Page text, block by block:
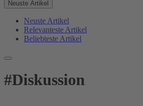
Neuste Artikel
Neuste Artikel
Relevanteste Artikel
Beliebteste Artikel
#Diskussion